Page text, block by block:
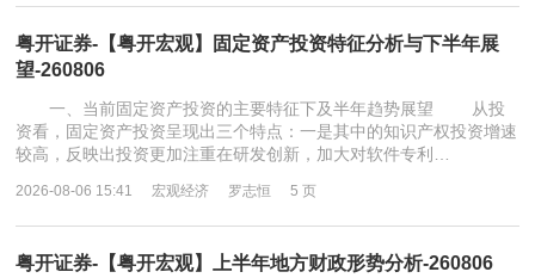
粤开证券-【粤开宏观】固定资产投资特征分析与下半年展
望-260806
一、当前固定资产投资的主要特征下及半年趋势展望 从投
资看，固定资产投资呈现出三个特点：一是其中的知识产权投资增速
较高，反映出投资更加注重在研发创新，加大对软件专利…
2026-08-06 15:41 宏观经济 罗志恒 5 页
粤开证券-【粤开宏观】上半年地方财政形势分析-260806